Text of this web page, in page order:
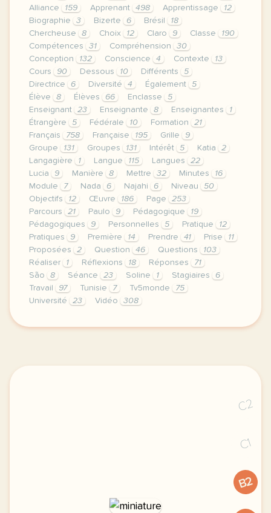
Alliance
159 Apprenant 498 Apprentissage
12
Biographie
3 Bizerte 6 Brésil
18
Chercheuse
8 Choix 12 Claro 9 Classe
190
Compétences
31 Compréhension
30
Conception
132 Conscience 4 Contexte
13
Cours
90 Dessous 10 Différents
5
Directrice
6 Diversité 4 Également
5
Élève
8 Élèves 66 Enclasse
5
Enseignant
23 Enseignante 8 Enseignantes
1
Étrangère
5 Fédérale 10 Formation
21
Français
758 Française 195 Grille
9
Groupe
131 Groupes 131 Intérêt 5 Katia
2
Langagière
1 Langue 115 Langues
22
Lucia
9 Manière 8 Mettre 32 Minutes
16
Module
7 Nada 6 Najahi 6 Niveau
50
Objectifs
12 Œuvre 186 Page
253
Parcours
21 Paulo 9 Pédagogique
19
Pédagogiques
9 Personnelles 5 Pratique
12
Pratiques
9 Première 14 Prendre 41 Prise
11
Proposées
2 Question 46 Questions
103
Réaliser
1 Réflexions 18 Réponses
71
São
8 Séance 23 Soline 1 Stagiaires
6
Travail
97 Tunisie 7 Tv5monde
75
Université
23 Vidéo 308
le respect de votre vie privee est une priorite
C2
C1
B2